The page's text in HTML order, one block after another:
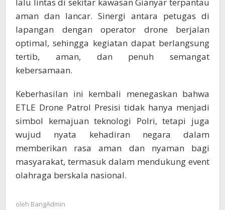
aman dan lancar. Sinergi antara petugas di
lapangan dengan operator drone berjalan
optimal, sehingga kegiatan dapat berlangsung
tertib, aman, dan penuh semangat
kebersamaan.
Keberhasilan ini kembali menegaskan bahwa
ETLE Drone Patrol Presisi tidak hanya menjadi
simbol kemajuan teknologi Polri, tetapi juga
wujud nyata kehadiran negara dalam
memberikan rasa aman dan nyaman bagi
masyarakat, termasuk dalam mendukung event
olahraga berskala nasional.
oleh BangAdmin